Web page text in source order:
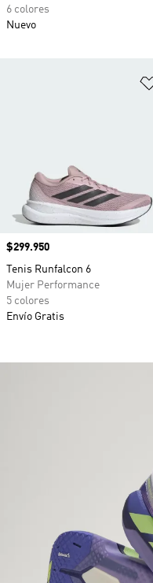
6 colores
Nuevo
Precio
$299.950
Tenis Runfalcon 6
Mujer Performance
5 colores
Envío Gratis